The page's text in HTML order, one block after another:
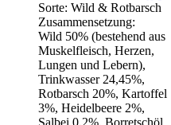
Sorte: Wild & Rotbarsch
Zusammensetzung:
Wild 50% (bestehend aus
Muskelfleisch, Herzen,
Lungen und Lebern),
Trinkwasser 24,45%,
Rotbarsch 20%, Kartoffel
3%, Heidelbeere 2%,
Salbei 0,2%, Borretschöl